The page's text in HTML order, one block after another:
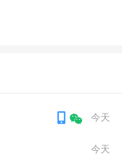
今天
今天